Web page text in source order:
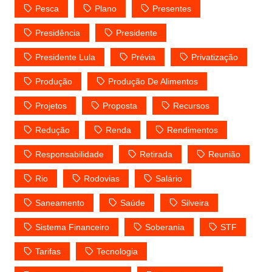
Pesca Plano Presentes
Presidência Presidente
Presidente Lula Prévia Privatização
Produção Produção De Alimentos
Projetos Proposta Recursos
Redução Renda Rendimentos
Responsabilidade Retirada Reunião
Rio Rodovias Salário
Saneamento Saúde Silveira
Sistema Financeiro Soberania STF
Tarifas Tecnologia